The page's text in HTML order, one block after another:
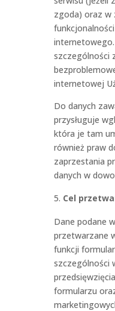
zgoda) oraz w
szczególności
internetowej
Do danych
przysługuje
która je tam
również praw
zaprzestania
danych w
Cel
Dane podane
przetwarzane
funkcji
szczególności
formularzu